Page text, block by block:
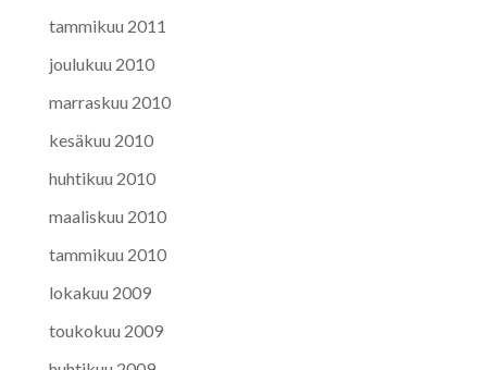
tammikuu 2011
joulukuu 2010
marraskuu 2010
kesäkuu 2010
huhtikuu 2010
maaliskuu 2010
tammikuu 2010
lokakuu 2009
toukokuu 2009